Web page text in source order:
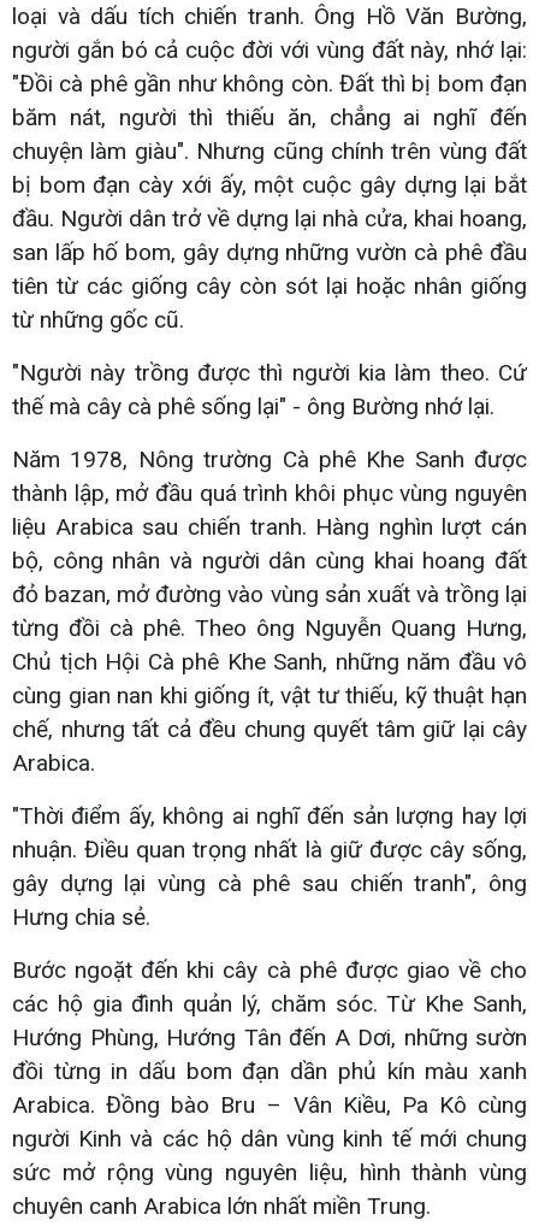
loại và dấu tích chiến tranh. Ông Hồ Văn Bường,
người gắn bó cả cuộc đời với vùng đất này, nhớ lại:
"Đồi cà phê gần như không còn. Đất thì bị bom đạn
băm nát, người thì thiếu ăn, chẳng ai nghĩ đến
chuyện làm giàu". Nhưng cũng chính trên vùng đất
bị bom đạn cày xới ấy, một cuộc gây dựng lại bắt
đầu. Người dân trở về dựng lại nhà cửa, khai hoang,
san lấp hố bom, gây dựng những vườn cà phê đầu
tiên từ các giống cây còn sót lại hoặc nhân giống
từ những gốc cũ.
"Người này trồng được thì người kia làm theo. Cứ
thế mà cây cà phê sống lại" - ông Bường nhớ lại.
Năm 1978, Nông trường Cà phê Khe Sanh được
thành lập, mở đầu quá trình khôi phục vùng nguyên
liệu Arabica sau chiến tranh. Hàng nghìn lượt cán
bộ, công nhân và người dân cùng khai hoang đất
đỏ bazan, mở đường vào vùng sản xuất và trồng lại
từng đồi cà phê. Theo ông Nguyễn Quang Hưng,
Chủ tịch Hội Cà phê Khe Sanh, những năm đầu vô
cùng gian nan khi giống ít, vật tư thiếu, kỹ thuật hạn
chế, nhưng tất cả đều chung quyết tâm giữ lại cây
Arabica.
"Thời điểm ấy, không ai nghĩ đến sản lượng hay lợi
nhuận. Điều quan trọng nhất là giữ được cây sống,
gây dựng lại vùng cà phê sau chiến tranh", ông
Hưng chia sẻ.
Bước ngoặt đến khi cây cà phê được giao về cho
các hộ gia đình quản lý, chăm sóc. Từ Khe Sanh,
Hướng Phùng, Hướng Tân đến A Dơi, những sườn
đồi từng in dấu bom đạn dần phủ kín màu xanh
Arabica. Đồng bào Bru – Vân Kiều, Pa Kô cùng
người Kinh và các hộ dân vùng kinh tế mới chung
sức mở rộng vùng nguyên liệu, hình thành vùng
chuyên canh Arabica lớn nhất miền Trung.